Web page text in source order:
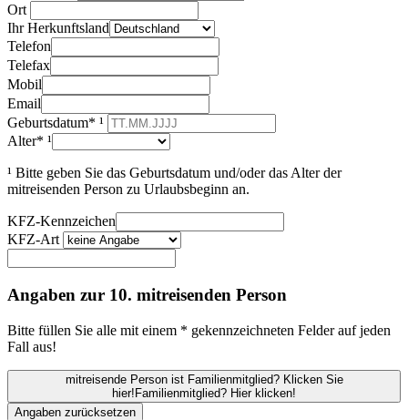
Ort
Ihr Herkunftsland
Telefon
Telefax
Mobil
Email
Geburtsdatum* ¹
Alter* ¹
¹ Bitte geben Sie das Geburtsdatum und/oder das Alter der
mitreisenden Person zu Urlaubsbeginn an.
KFZ-Kennzeichen
KFZ-Art
Angaben zur 10. mitreisenden Person
Bitte füllen Sie alle mit einem * gekennzeichneten Felder auf jeden
Fall aus!
mitreisende Person ist Familienmitglied? Klicken Sie
hier!Familienmitglied? Hier klicken!
Angaben zurücksetzen